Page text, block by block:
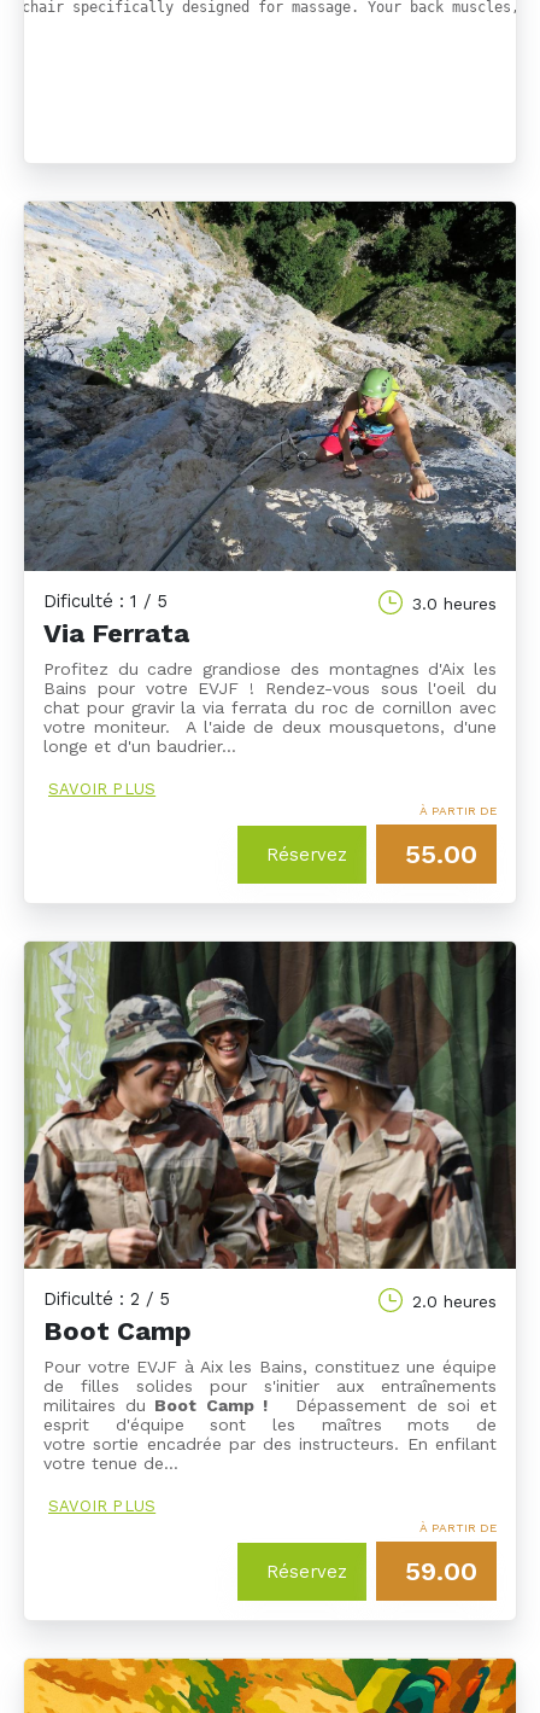
specifically designed for massage. Your back muscles,
Dificulté : 1 / 5 3.0 heures
Via Ferrata
Profitez du cadre grandiose des montagnes d'Aix les
Bains pour votre EVJF ! Rendez-vous sous l'oeil du
chat pour gravir la via ferrata du roc de cornillon avec
votre moniteur. A l'aide de deux mousquetons, d'une
longe et d'un baudrier…
SAVOIR PLUS
Réservez
À PARTIR DE
55.00
Dificulté : 2 / 5 2.0 heures
Boot Camp
Pour votre EVJF à Aix les Bains, constituez une équipe
de filles solides pour s'initier aux entraînements
militaires du Boot Camp !
Dépassement de soi et
esprit d'équipe sont les maîtres mots de
votre sortie encadrée par des instructeurs. En enfilant
votre tenue de…
SAVOIR PLUS
Réservez
À PARTIR DE
59.00